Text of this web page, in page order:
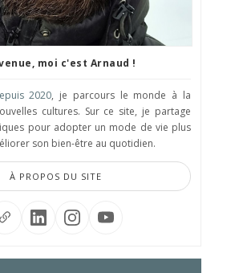
moi c'est Arnaud !
2020, je parcours le monde à la
cultures. Sur ce site, je partage
pour adopter un mode de vie plus
son bien-être au quotidien.
À PROPOS DU SITE